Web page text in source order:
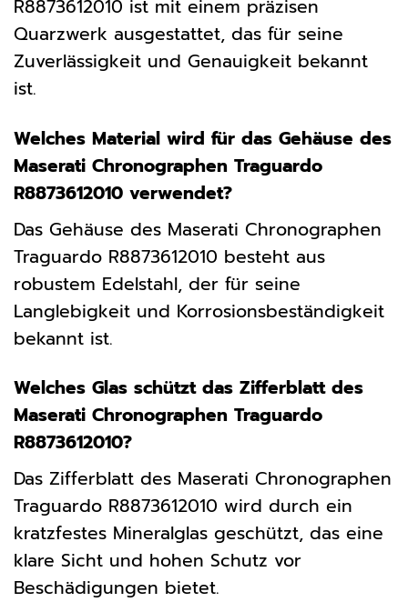
R8873612010 ist mit einem präzisen
Quarzwerk ausgestattet, das für seine
Zuverlässigkeit und Genauigkeit bekannt
ist.
Welches Material wird für das Gehäuse des
Maserati Chronographen Traguardo
R8873612010 verwendet?
Das Gehäuse des Maserati Chronographen
Traguardo R8873612010 besteht aus
robustem Edelstahl, der für seine
Langlebigkeit und Korrosionsbeständigkeit
bekannt ist.
Welches Glas schützt das Zifferblatt des
Maserati Chronographen Traguardo
R8873612010?
Das Zifferblatt des Maserati Chronographen
Traguardo R8873612010 wird durch ein
kratzfestes Mineralglas geschützt, das eine
klare Sicht und hohen Schutz vor
Beschädigungen bietet.